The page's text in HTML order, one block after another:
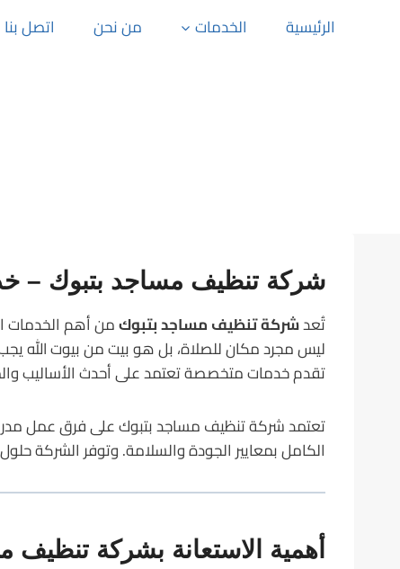
الرئيسية الخدمات من نحن اتصل بنا
شركة تنظيف مساجد بتبوك –
تُعدشركة تنظيف مساجد بتبوكمن أهم الخدمات
ليس مجرد مكان للصلاة، بل هو بيت من بيوت الله
تقدم خدمات متخصصة تعتمد على أحدث الأساليب
تعتمد شركة تنظيف مساجد بتبوك على فرق عمل
الكامل بمعايير الجودة والسلامة. وتوفر الشركة
أهمية الاستعانة بشركة تنظيف